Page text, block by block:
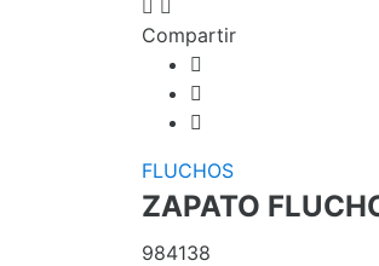
Compartir
FLUCHOS
ZAPATO
984138